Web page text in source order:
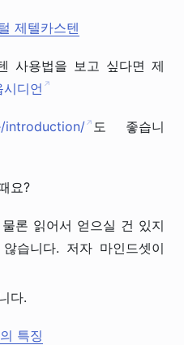
제텔카스텐
사용법을 보고 싶다면 제
디언 ↗
introduction/↗ 도 좋습니
요?
론 읽어서 얻으실 건 있지
습니다. 저자 마인드셋이
다.
특징